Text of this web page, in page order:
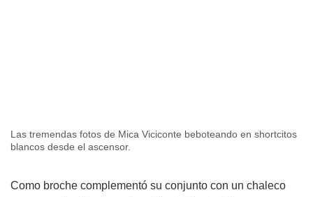
Las tremendas fotos de Mica Viciconte beboteando en shortcitos
blancos desde el ascensor.
Como broche complementó su conjunto con un chaleco